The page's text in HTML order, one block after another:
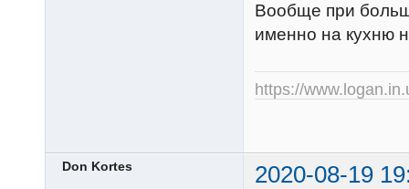
Вообще при
именно на кухню
https://
Don Kortes 2020-08-19